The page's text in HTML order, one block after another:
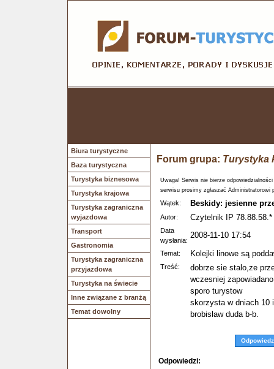
Biura turystyczne
Baza turystyczna
Turystyka biznesowa
Turystyka krajowa
Turystyka zagraniczna
wyjazdowa
Transport
Gastronomia
Turystyka zagraniczna
przyjazdowa
Turystyka na świecie
Inne związane z branżą
Temat dowolny
Forum grupa: Turystyka
Uwaga! Serwis nie bierze
serwisu prosimy zgłaszać Administratorowi
Wątek: Beskidy: jesienne
Autor: Czytelnik IP 78.88.58.*
Data
wysłania:
2008-11-10 17:54
Temat: Kolejki linowe są
Treść:
dobrze sie stalo,ze
wczesniej
sporo turystow
skorzysta w dniach 10
brobislaw duda b-b.
Odpowiedz
Odpowiedzi: